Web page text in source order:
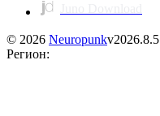
© 2026 Neuropunkv2026.8.5
Регион: